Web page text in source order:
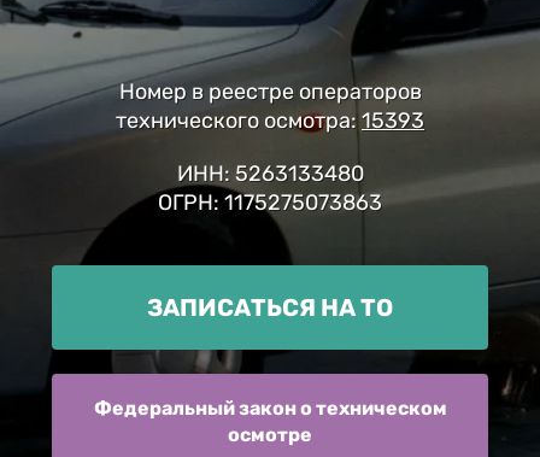
Номер в реестре операторов
технического осмотра: 15393
ИНН: 5263133480
ОГРН: 1175275073863
ЗАПИСАТЬСЯ НА ТО
Федеральный закон о техническом
осмотре